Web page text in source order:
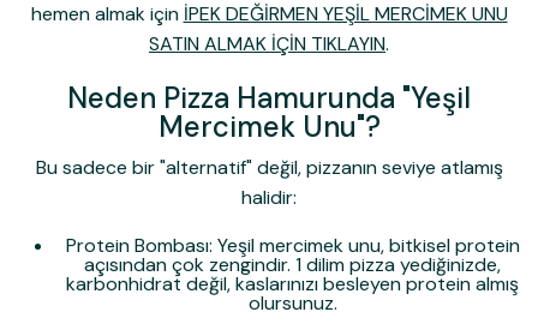
hemen almak için İPEK DEĞİRMEN YEŞİL MERCİMEK UNU
SATIN ALMAK İÇİN TIKLAYIN.
Neden Pizza Hamurunda "Yeşil
Mercimek Unu"?
Bu sadece bir "alternatif" değil, pizzanın seviye atlamış
halidir:
Protein Bombası: Yeşil mercimek unu, bitkisel protein
açısından çok zengindir. 1 dilim pizza yediğinizde,
karbonhidrat değil, kaslarınızı besleyen protein almış
olursunuz.